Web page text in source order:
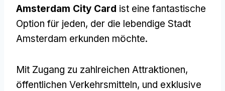
Amsterdam City Card ist eine fantastische
Option für jeden, der die lebendige Stadt
Amsterdam erkunden möchte.
Mit Zugang zu zahlreichen Attraktionen,
öffentlichen Verkehrsmitteln, und exklusive